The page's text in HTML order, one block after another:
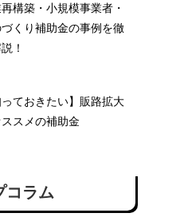
構築・小規模事業者・
づくり補助金の事例を徹
！
っておきたい】販路拡大
スメの補助金
コラム